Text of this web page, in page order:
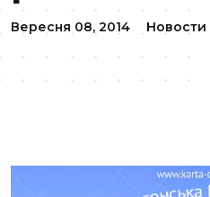
Вересня 08, 2014 Новости